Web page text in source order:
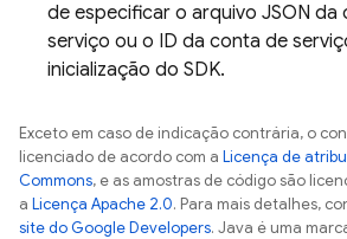
de especificar o arquivo JSON da
serviço ou o ID da conta de
inicialização do SDK.
Exceto em caso de indicação contrária, o
licenciado de acordo com a Licença de
Commons, e as amostras de código são
a Licença Apache 2.0. Para mais detalhes,
site do Google Developers. Java é uma